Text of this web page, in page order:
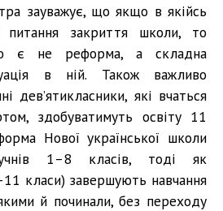
зауважує, що якщо в якійсь
закриття школи, то
є не реформа, а складна
в ній. Також важливо
дев’ятикласники, які вчаться
здобуватимуть освіту 11
Нової української школи
1–8 класів, тоді як
класи) завершують навчання
й починали, без переходу